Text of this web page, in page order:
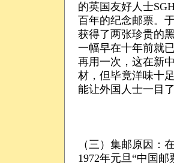
的英国友好人士
百年的纪念邮票。
获得了两张珍贵的
一幅早在十年前就
再用一次，这在新
材，但毕竟洋味十
能让外国人士一目
（三）集邮原因：
1972年元旦“中国